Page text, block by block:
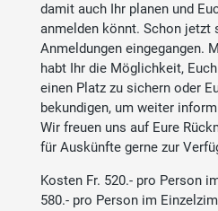
damit auch Ihr planen und
anmelden könnt. Schon jetzt
Anmeldungen eingegangen.
habt Ihr die Möglichkeit,
einen Platz zu sichern oder
bekundigen, um weiter
Wir freuen uns auf Eure
für Auskünfte gerne zur
Kosten Fr. 520.- pro Person
580.- pro Person im